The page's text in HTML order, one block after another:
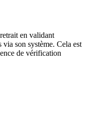
en validant
son système. Cela est
de vérification